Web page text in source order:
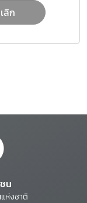
ลิก
น
ห่งชาติ